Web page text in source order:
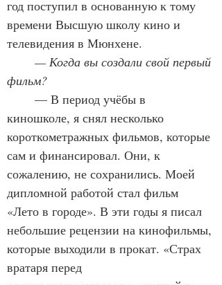
год поступил в основанную к тому
времени Высшую школу кино и
телевидения в Мюнхене.
фильм?
киношколе, я снял несколько
короткометражных фильмов, которые
сам и финансировал. Они, к
сожалению, не сохранились. Моей
дипломной работой стал фильм
«Лето в городе». В эти годы я писал
небольшие рецензии на кинофильмы,
которые выходили в прокат. «Страх
вратаря перед